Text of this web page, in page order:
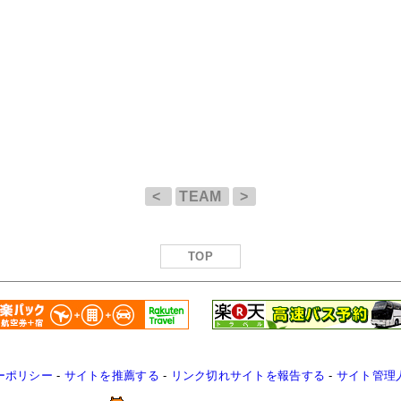
< TEAM >
TOP
ポリシー - サイトを推薦する - リンク切れサイトを報告する - サイト管理